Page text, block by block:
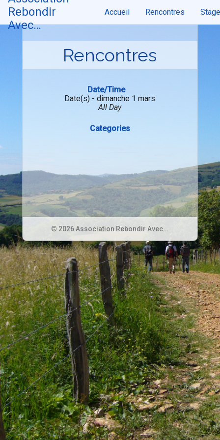
Skip
content
Rebondir
Avec…
Accueil Rencontres
Rencontres
Date/Time
Date(s) - dimanche 1 mars
All Day
Categories
© 2026 Association Rebondir Avec...